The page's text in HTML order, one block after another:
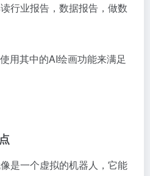
行业报告，数据报告，做数
用其中的AI绘画功能来满足
是一个虚拟的机器人，它能